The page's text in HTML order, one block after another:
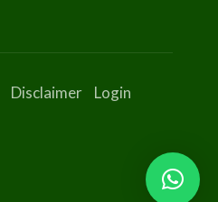
Disclaimer
Login